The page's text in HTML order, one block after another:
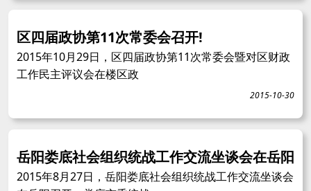
区四届政协第11次常委会召开!
2015年10月29日，区四届政协第11次常委会暨对区财政
工作民主评议会在楼区政
2015-10-30
岳阳娄底社会组织统战工作交流坐谈会在岳阳
2015年8月27日，岳阳娄底社会组织统战工作交流坐谈会